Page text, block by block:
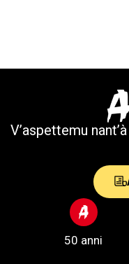
V’aspettemu
50 anni